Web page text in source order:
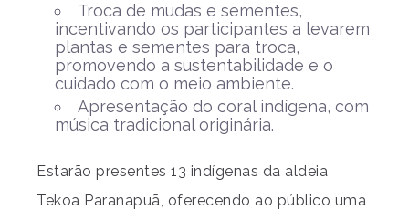
Troca de mudas e sementes,
incentivando os participantes a levarem
plantas e sementes para troca,
promovendo a sustentabilidade e o
cuidado com o meio ambiente.
Apresentação do coral indígena, com
música tradicional originária.
Estarão presentes 13 indígenas da aldeia
Tekoa Paranapuã, oferecendo ao público uma